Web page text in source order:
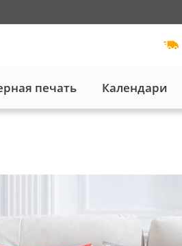
печать Календари